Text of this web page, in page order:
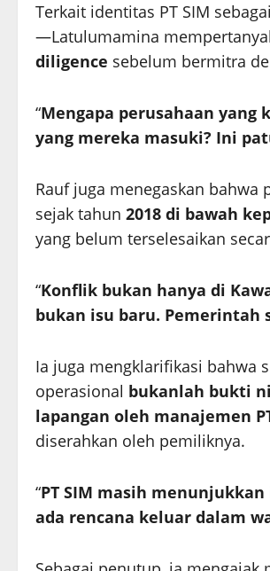
Terkait identitas PT SIM
—Latulumamina
diligence sebelum bermitra
“Mengapa perusahaan
yang mereka masuki? Ini
Rauf juga menegaskan
sejak tahun 2018 di bawah
yang belum terselesaikan
“Konflik bukan hanya di
bukan isu baru. Pemerintah
Ia juga mengklarifikasi bahwa
operasional bukanlah bukti
lapangan oleh manajemen
diserahkan oleh pemiliknya.
“PT SIM masih
ada rencana keluar dalam